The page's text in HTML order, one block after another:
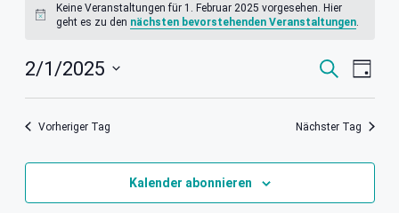
für
2025
Hinweis
Keine Veranstaltungen für 1. Februar 2025 vorgesehen. Hier
geht es zu den nächsten bevorstehenden Veranstaltungen.
Ansichten,
Suche
Tag
2/1/2025
Vorheriger Tag Nächster Tag
Kalender abonnieren